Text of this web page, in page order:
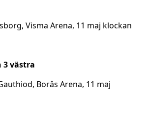
Visma Arena, 11 maj klockan
3 västra
Borås Arena, 11 maj